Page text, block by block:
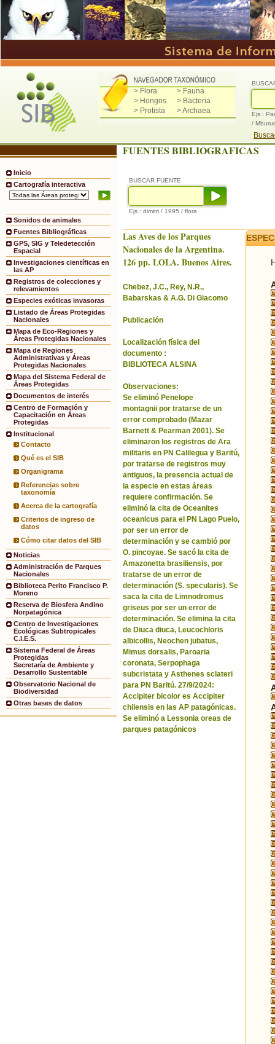
> Flora
> Fauna
> Hongos
> Bacteria
> Protista
> Archaea
Ejs.:
/
Inicio
Cartografía interactiva
Sonidos de animales
Fuentes Bibliográficas
GPS, SIG y Teledetección
Espacial
Investigaciones científicas en
las AP
Registros de colecciones y
relevamientos
Especies exóticas invasoras
Listado de Áreas Protegidas
Nacionales
Mapa de Eco-Regiones y
Áreas Protegidas Nacionales
Mapa de Regiones
Administrativas y Áreas
Protegidas Nacionales
Mapa del Sistema Federal de
Áreas Protegidas
Documentos de interés
Centro de Formación y
Capacitación en Áreas
Protegidas
Institucional
Contacto
Qué es el SIB
Organigrama
Referencias sobre
taxonomía
Acerca de la cartografía
Criterios de ingreso de
datos
Cómo citar datos del SIB
Noticias
Administración de Parques
Nacionales
Biblioteca Perito Francisco P.
Moreno
Reserva de Biosfera Andino
Norpatagónica
Centro de Investigaciones
Ecológicas Subtropicales
C.I.E.S.
Sistema Federal de Áreas
Protegidas
Secretaría de Ambiente y
Desarrollo Sustentable
Observatorio Nacional de
Biodiversidad
Otras bases de datos
FUENTES BIBLIOGRAFICAS
BUSCAR FUENTE
Ejs.: dimitri / 1995 / flora
Las Aves de los Parques
Nacionales de la Argentina.
126 pp. LOLA. Buenos Aires.
Chebez, J.C., Rey, N.R.,
Babarskas & A.G. Di Giacomo
Publicación
Localización física del
documento :
BIBLIOTECA ALSINA
Observaciones:
Se eliminó Penelope
montagnii por tratarse de un
error comprobado (Mazar
Barnett & Pearman 2001). Se
eliminaron los registros de Ara
militaris en PN Calilegua y Baritú,
por tratarse de registros muy
antiguos, la presencia actual de
la especie en estas áreas
requiere confirmación. Se
eliminó la cita de Oceanites
oceanicus para el PN Lago Puelo,
por ser un error de
determinación y se cambió por
O. pincoyae. Se sacó la cita de
Amazonetta brasiliensis, por
tratarse de un error de
determinación (S. specularis). Se
saca la cita de Limnodromus
griseus por ser un error de
determinación. Se elimina la cita
de Diuca diuca, Leucochloris
albicollis, Neochen jubatus,
Mimus dorsalis, Paroaria
coronata, Serpophaga
subcristata y Asthenes sclateri
para PN Baritú. 27/9/2024:
Accipiter bicolor es Accipiter
chilensis en las AP patagónicas.
Se eliminó a Lessonia oreas de
parques patagónicos